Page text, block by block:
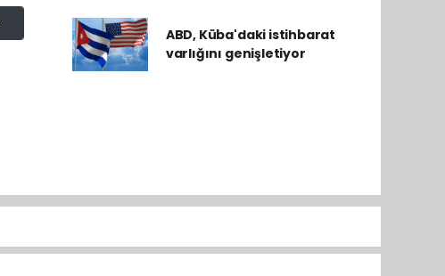
ABD, Küba'daki istihbarat
varlığını genişletiyor